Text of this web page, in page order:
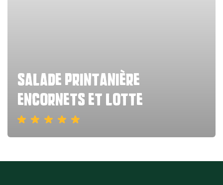
salade printanière
encornets et lotte